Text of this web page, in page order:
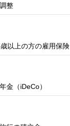
整
以上の方の雇用保険
金（iDeCo）